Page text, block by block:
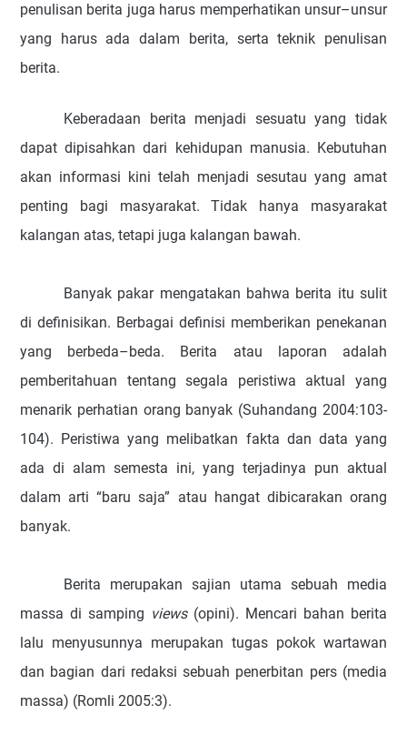
penulisan berita juga harus memperhatikan unsur–unsur
yang harus ada dalam berita, serta teknik penulisan
berita.
Keberadaan berita menjadi sesuatu yang tidak
dapat dipisahkan dari kehidupan manusia. Kebutuhan
akan informasi kini telah menjadi sesutau yang amat
penting bagi masyarakat. Tidak hanya masyarakat
kalangan atas, tetapi juga kalangan bawah.
Banyak pakar mengatakan bahwa berita itu sulit
di definisikan. Berbagai definisi memberikan penekanan
yang berbeda–beda. Berita atau laporan adalah
pemberitahuan tentang segala peristiwa aktual yang
menarik perhatian orang banyak (Suhandang 2004:103-
104). Peristiwa yang melibatkan fakta dan data yang
ada di alam semesta ini, yang terjadinya pun aktual
dalam arti “baru saja” atau hangat dibicarakan orang
banyak.
Berita merupakan sajian utama sebuah media
massa di samping views (opini). Mencari bahan berita
lalu menyusunnya merupakan tugas pokok wartawan
dan bagian dari redaksi sebuah penerbitan pers (media
massa) (Romli 2005:3).